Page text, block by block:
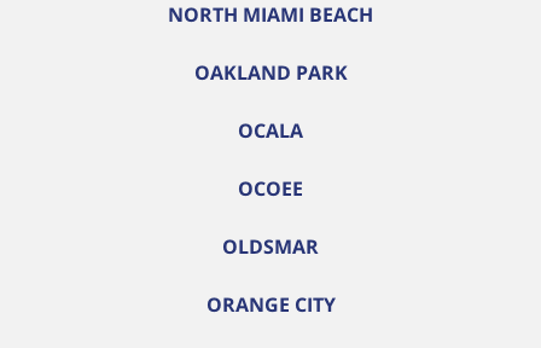
NORTH MIAMI BEACH
OAKLAND PARK
OCALA
OCOEE
OLDSMAR
ORANGE CITY